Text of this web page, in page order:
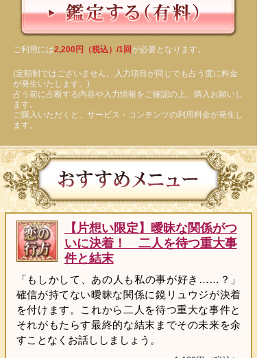
ご利用には2,200円（税込）/1回が必要となります。
(定額制ではございません。入力項目が同じでも占う度に料金
が発生いたします。)
占う前に占断する内容や入力情報をご確認の上、購入お願いし
ます。
ご購入いただくと、サービス・コンテンツの利用料金が発生し
ます。
【片想い限定】曖昧な関係がつ
いに決着！ 二人を待つ重大事
件と結末
「もしかして、あの人も私の事が好き……？」
確信が持てない曖昧な関係に鏡リュウジが決着
を付けます。これから二人を待つ重大な事件と
それがもたらす最終的な結末までその未来を余
すことなくお話ししましょう。